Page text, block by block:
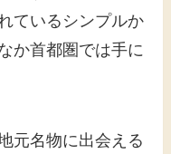
ているシンプルか
か首都圏では手に
元名物に出会える